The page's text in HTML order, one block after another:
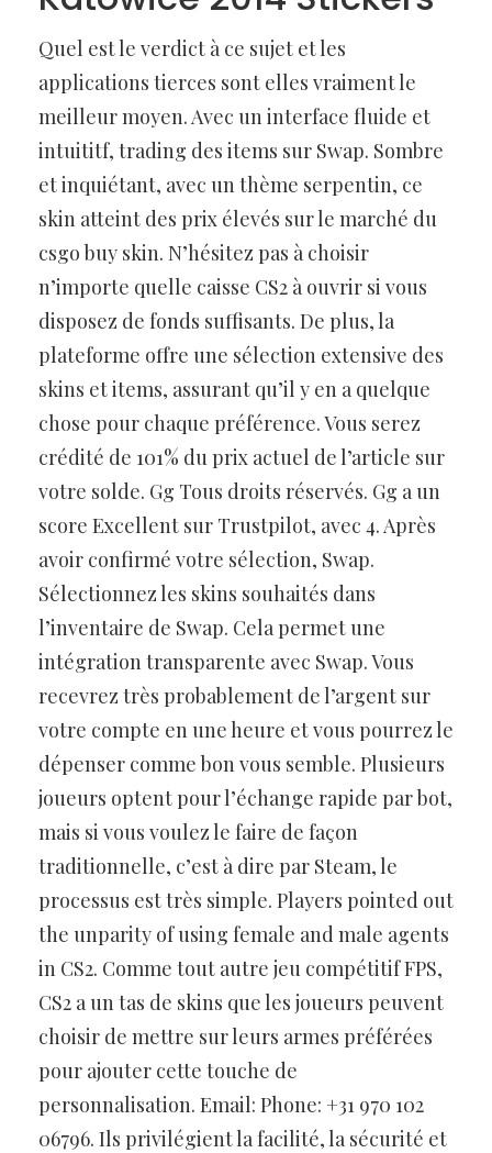
Quel est le verdict à ce sujet et les
applications tierces sont elles vraiment le
meilleur moyen. Avec un interface fluide et
intuititf, trading des items sur Swap. Sombre
et inquiétant, avec un thème serpentin, ce
skin atteint des prix élevés sur le marché du
csgo buy skin. N’hésitez pas à choisir
n’importe quelle caisse CS2 à ouvrir si vous
disposez de fonds suffisants. De plus, la
plateforme offre une sélection extensive des
skins et items, assurant qu’il y en a quelque
chose pour chaque préférence. Vous serez
crédité de 101% du prix actuel de l’article sur
votre solde. Gg Tous droits réservés. Gg a un
score Excellent sur Trustpilot, avec 4. Après
avoir confirmé votre sélection, Swap.
Sélectionnez les skins souhaités dans
l’inventaire de Swap. Cela permet une
intégration transparente avec Swap. Vous
recevrez très probablement de l’argent sur
votre compte en une heure et vous pourrez le
dépenser comme bon vous semble. Plusieurs
joueurs optent pour l’échange rapide par bot,
mais si vous voulez le faire de façon
traditionnelle, c’est à dire par Steam, le
processus est très simple. Players pointed out
the unparity of using female and male agents
in CS2. Comme tout autre jeu compétitif FPS,
CS2 a un tas de skins que les joueurs peuvent
choisir de mettre sur leurs armes préférées
pour ajouter cette touche de
personnalisation. Email: Phone: +31 970 102
06796. Ils privilégient la facilité, la sécurité et